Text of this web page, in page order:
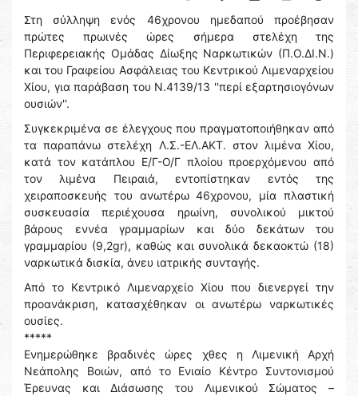
Στη σύλληψη ενός 46χρονου ημεδαπού προέβησαν
πρώτες πρωινές ώρες σήμερα στελέχη της
Περιφερειακής Ομάδας Δίωξης Ναρκωτικών (Π.Ο.ΔΙ.Ν.)
και του Γραφείου Ασφάλειας του Κεντρικού Λιμεναρχείου
Χίου, για παράβαση του Ν.4139/13 ''περί εξαρτησιογόνων
ουσιών''.
Συγκεκριμένα σε έλεγχους που πραγματοποιήθηκαν από
τα παραπάνω στελέχη Λ.Σ.-ΕΛ.ΑΚΤ. στον λιμένα Χίου,
κατά τον κατάπλου Ε/Γ-Ο/Γ πλοίου προερχόμενου από
τον λιμένα Πειραιά, εντοπίστηκαν εντός της
χειραποσκευής του ανωτέρω 46χρονου, μία πλαστική
συσκευασία περιέχουσα ηρωίνη, συνολικού μικτού
βάρους εννέα γραμμαρίων και δύο δεκάτων του
γραμμαρίου (9,2gr), καθώς και συνολικά δεκαοκτώ (18)
ναρκωτικά δισκία, άνευ ιατρικής συνταγής.
Από το Κεντρικό Λιμεναρχείο Χίου που διενεργεί την
προανάκριση, κατασχέθηκαν οι ανωτέρω ναρκωτικές
ουσίες.
*****
Ενημερώθηκε βραδινές ώρες χθες η Λιμενική Αρχή
Νεάπολης Βοιών, από το Ενιαίο Κέντρο Συντονισμού
Έρευνας και Διάσωσης του Λιμενικού Σώματος –